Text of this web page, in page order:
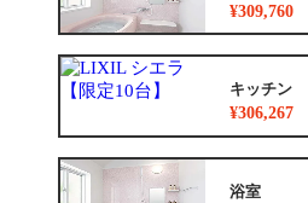
¥309,760
キッチン
¥306,267
浴室